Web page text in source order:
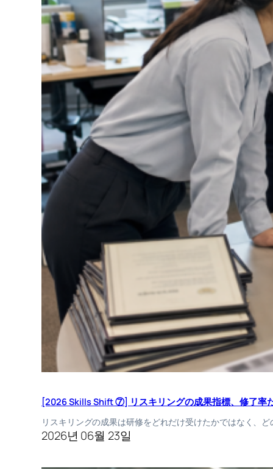
[2026 Skills Shift ⑦] リスキリングの成果指標、修了率
リスキリングの成果は研修をどれだけ受けたかではなく、
2026년 06월 23일